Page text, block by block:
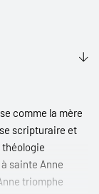
comme la mère
scripturaire et
théologie
sainte Anne
triomphe